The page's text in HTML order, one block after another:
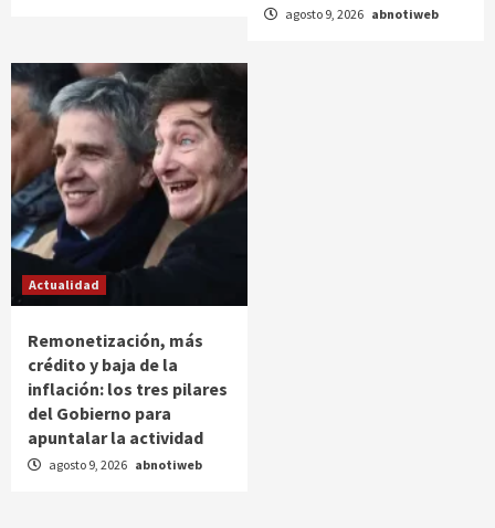
agosto 9, 2026 abnotiweb
Actualidad
Remonetización, más
crédito y baja de la
inflación: los tres pilares
del Gobierno para
apuntalar la actividad
agosto 9, 2026 abnotiweb